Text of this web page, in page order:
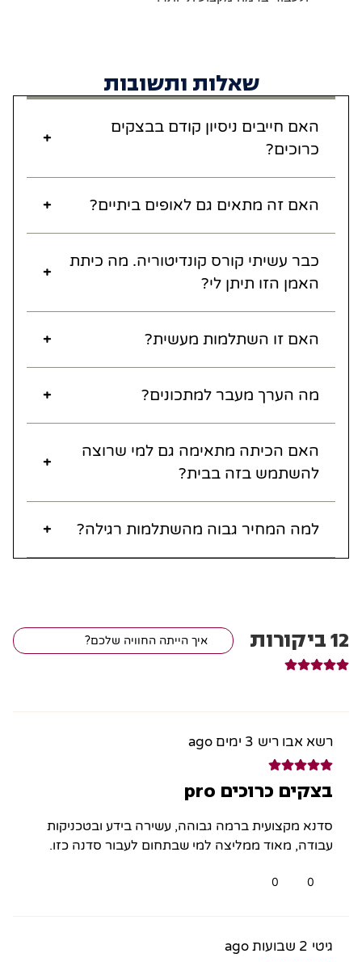
שאלות ותשובות
האם חייבים ניסיון קודם בבצקים
כרוכים?
האם זה מתאים גם לאופים ביתיים?
כבר עשיתי קורס קונדיטוריה. מה כיתת
האמן הזו תיתן לי?
האם זו השתלמות מעשית?
מה הערך מעבר למתכונים?
האם הכיתה מתאימה גם למי שרוצה
להשתמש בזה בבית?
למה המחיר גבוה מהשתלמות רגילה?
12ביקורות איך הייתה החוויה שלכם?
רשא אבו ריש 3 ימים ago
בצקים כרוכים pro
סדנא מקצועית ברמה גבוהה, עשירה בידע ובטכניקות
עבודה, מאוד ממליצה למי שבתחום לעבור סדנה כזו.
0
0
גיטי 2 שבועות ago